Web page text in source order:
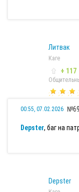
Литвак
Каге
+ 117
00:55, 07.02.2026 №69
Depster, баг на
Depster